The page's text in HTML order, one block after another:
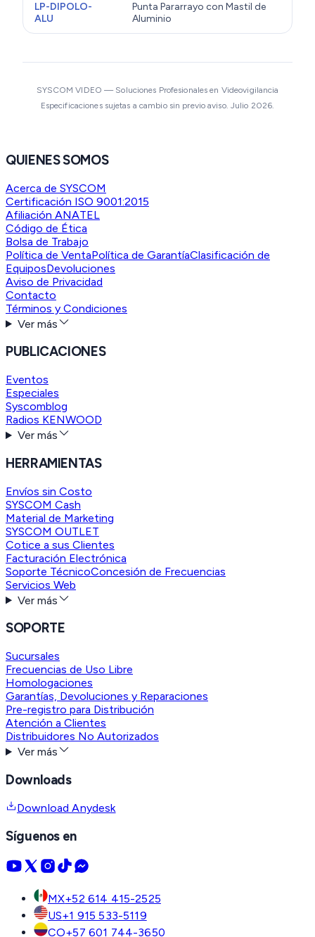
LP-DIPOLO-
ALU
Punta Pararrayo con Mastil de
Aluminio
SYSCOM VIDEO — Soluciones Profesionales en Videovigilancia
Especificaciones sujetas a cambio sin previo aviso. Julio 2026.
QUIENES SOMOS
Acerca de SYSCOM
Certificación ISO 9001:2015
Afiliación ANATEL
Código de Ética
Bolsa de Trabajo
Política de VentaPolítica de GarantíaClasificación de
EquiposDevoluciones
Aviso de Privacidad
Contacto
Términos y Condiciones
Ver más
PUBLICACIONES
Eventos
Especiales
Syscomblog
Radios KENWOOD
Ver más
HERRAMIENTAS
Envíos sin Costo
SYSCOM Cash
Material de Marketing
SYSCOM OUTLET
Cotice a sus Clientes
Facturación Electrónica
Soporte TécnicoConcesión de Frecuencias
Servicios Web
Ver más
SOPORTE
Sucursales
Frecuencias de Uso Libre
Homologaciones
Garantías, Devoluciones y Reparaciones
Pre-registro para Distribución
Atención a Clientes
Distribuidores No Autorizados
Ver más
Downloads
Download Anydesk
Síguenos en
MX+52 614 415-2525
US+1 915 533-5119
CO+57 601 744-3650